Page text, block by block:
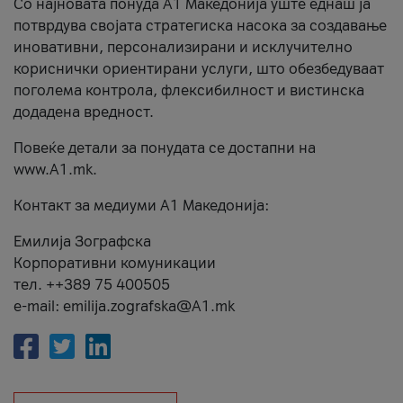
Со најновата понуда А1 Македонија уште еднаш ја
потврдува својата стратегиска насока за создавање
иновативни, персонализирани и исклучително
кориснички ориентирани услуги, што обезбедуваат
поголема контрола, флексибилност и вистинска
додадена вредност.
Повеќе детали за понудата се достапни на
www.А1.mk.
Контакт за медиуми А1 Македонија:
Емилија Зографска
Корпоративни комуникации
тел. ++389 75 400505
e-mail: emilija.zografska@A1.mk